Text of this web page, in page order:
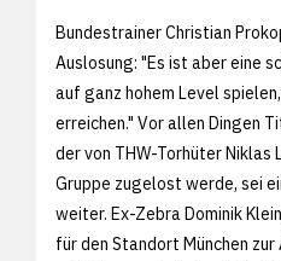
Bundestrainer Christian
Auslosung: "Es ist aber eine
auf ganz hohem Level
erreichen." Vor allen Dingen
der von THW-Torhüter Niklas
Gruppe zugelost werde, sei
weiter. Ex-Zebra Dominik
für den Standort München